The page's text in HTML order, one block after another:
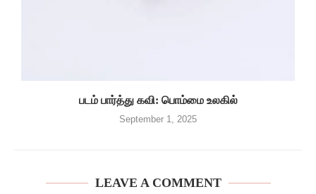
படம் பார்த்து கவி: பொம்மை உலகில்
September 1, 2025
LEAVE A COMMENT